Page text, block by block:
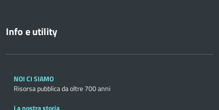
Info e utility
NOI CI SIAMO
Risorsa pubblica da oltre 700 anni
La nostra storia